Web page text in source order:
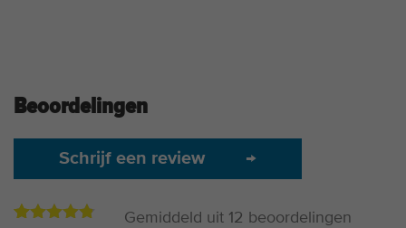
Beoordelingen
Schrijf een review →
Gemiddeld uit 12 beoordelingen